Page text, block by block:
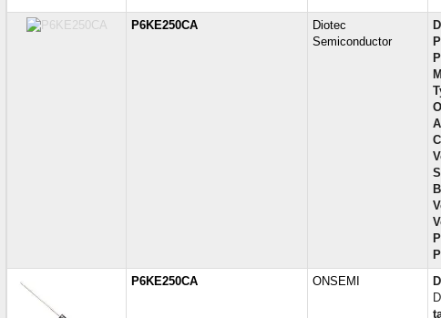
P6KE250CA
Diotec
Semiconductor
P6KE250CA ONSEMI